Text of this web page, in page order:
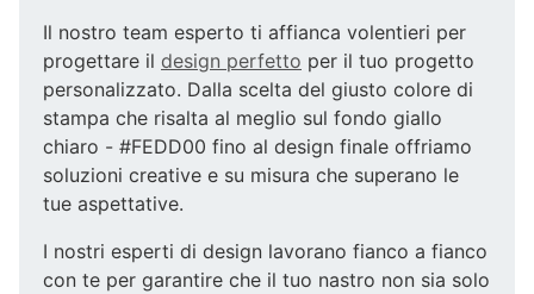
Il nostro team esperto ti affianca volentieri per
progettare il design perfetto per il tuo progetto
personalizzato. Dalla scelta del giusto colore di
stampa che risalta al meglio sul fondo giallo
chiaro - #FEDD00 fino al design finale offriamo
soluzioni creative e su misura che superano le
tue aspettative.
I nostri esperti di design lavorano fianco a fianco
con te per garantire che il tuo nastro non sia solo